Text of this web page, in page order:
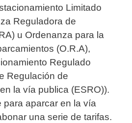
Limitado
Reguladora de
u Ordenanza para la
(O.R.A),
Regulado
Regulación de
la vía publica (ESRO)).
para aparcar en la vía
una serie de tarifas.